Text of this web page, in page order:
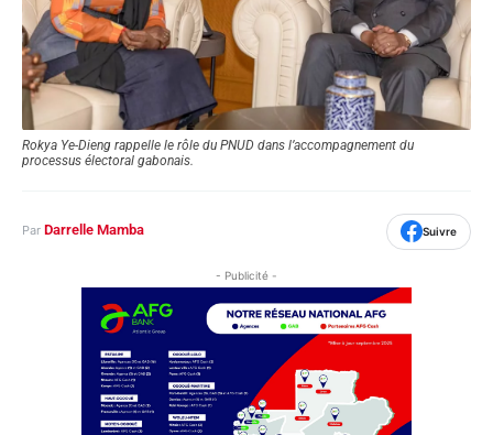
Rokya Ye-Dieng rappelle le rôle du PNUD dans l’accompagnement du
processus électoral gabonais.
Par Darrelle Mamba Suivre
- Publicité -